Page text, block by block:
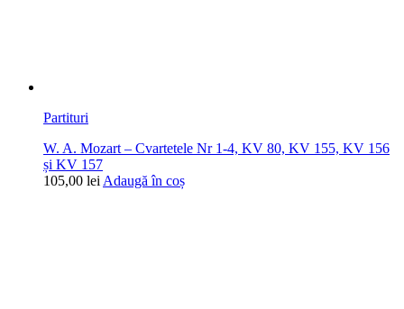
Partituri
W. A. Mozart – Cvartetele Nr 1-4, KV 80, KV 155, KV 156
și KV 157
105,00 lei Adaugă în coș